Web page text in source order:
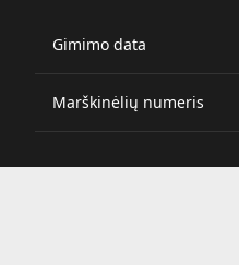
Gimimo data
Marškinėlių numeris